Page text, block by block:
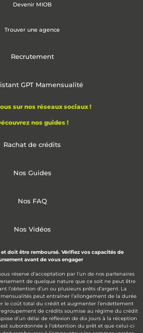
Devenir MIOB
Trouver une agence
Recrutement
GPT Mamensualité
sur nos réseaux sociaux !
nos guides !
Rachat de crédits
Nos Guides
Nos FAQ
Nos Vidéos
doit être remboursé. Vérifiez vos capacités de
avant de vous engager
réserve d’acceptation par l’un de nos partenaires
de quelque nature que ce soit ne peut être
l’obtention d’un ou plusieurs prêts d’argent. La
peut entraîner l’allongement de la durée
le coût total du crédit et augmenter l’endettement
de crédits soumise au régime du crédit
d’un délai de réflexion de dix jours à la réception
est subordonnée à l’obtention du prêt et que celui-ci